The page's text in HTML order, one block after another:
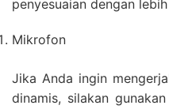
penyesuaian dengan
Mikrofon
Jika Anda ingin
dinamis, silakan